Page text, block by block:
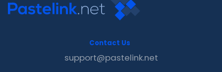
Contact Us
support@pastelink.net